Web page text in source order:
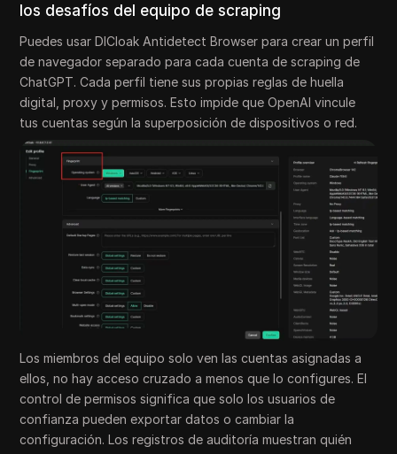
los desafíos del equipo de scraping
Puedes usar DICloak Antidetect Browser para crear un perfil
de navegador separado para cada cuenta de scraping de
ChatGPT. Cada perfil tiene sus propias reglas de huella
digital, proxy y permisos. Esto impide que OpenAI vincule
tus cuentas según la superposición de dispositivos o red.
Los miembros del equipo solo ven las cuentas asignadas a
ellos, no hay acceso cruzado a menos que lo configures. El
control de permisos significa que solo los usuarios de
confianza pueden exportar datos o cambiar la
configuración. Los registros de auditoría muestran quién